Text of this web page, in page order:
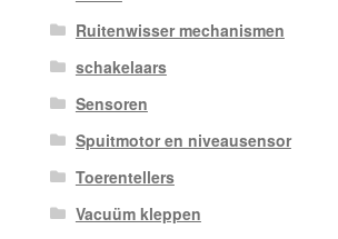
Ruitenwisser mechanismen
schakelaars
Sensoren
Spuitmotor en niveausensor
Toerentellers
Vacuüm kleppen